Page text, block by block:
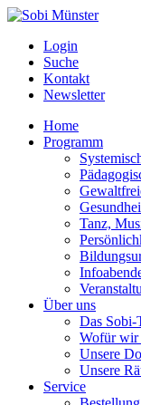
Login
Suche
Kontakt
Newsletter
Home
Programm
Tanz,
Über uns
Das Sobi-
Wofür wir
Unsere
Unsere
Service